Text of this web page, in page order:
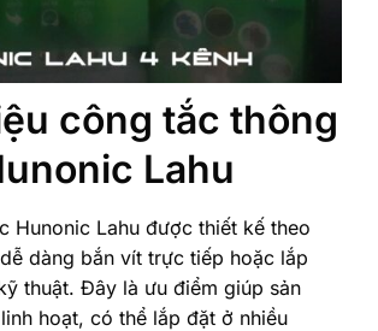
công tắc thông
Lahu
Hunonic Lahu được thiết kế theo
dàng bắn vít trực tiếp hoặc lắp
thuật. Đây là ưu điểm giúp sản
hoạt, có thể lắp đặt ở nhiều